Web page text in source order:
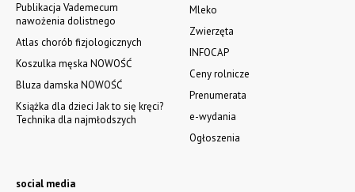
Mleko
Zwierzęta
INFOCAP
Ceny rolnicze
Prenumerata
e-wydania
Ogłoszenia
Publikacja Vademecum
nawożenia dolistnego
Atlas chorób fizjologicznych
Koszulka męska NOWOŚĆ
Bluza damska NOWOŚĆ
Książka dla dzieci Jak to się kręci?
Technika dla najmłodszych
social media